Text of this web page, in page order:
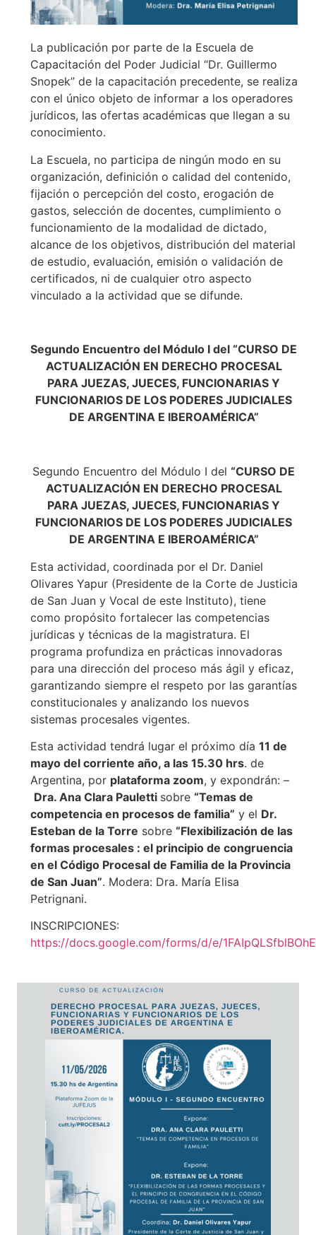
La publicación por parte de la Escuela de
Capacitación del Poder Judicial “Dr. Guillermo
Snopek” de la capacitación precedente, se realiza
con el único objeto de informar a los operadores
jurídicos, las ofertas académicas que llegan a su
conocimiento.
La Escuela, no participa de ningún modo en su
organización, definición o calidad del contenido,
fijación o percepción del costo, erogación de
gastos, selección de docentes, cumplimiento o
funcionamiento de la modalidad de dictado,
alcance de los objetivos, distribución del material
de estudio, evaluación, emisión o validación de
certificados, ni de cualquier otro aspecto
vinculado a la actividad que se difunde.
Segundo Encuentro del Módulo I del “CURSO DE
ACTUALIZACIÓN EN DERECHO PROCESAL
PARA JUEZAS, JUECES, FUNCIONARIAS Y
FUNCIONARIOS DE LOS PODERES JUDICIALES
DE ARGENTINA E IBEROAMÉRICA”
Segundo Encuentro del Módulo I del“CURSO DE
ACTUALIZACIÓN EN DERECHO PROCESAL
PARA JUEZAS, JUECES, FUNCIONARIAS Y
FUNCIONARIOS DE LOS PODERES JUDICIALES
DE ARGENTINA E IBEROAMÉRICA”
Esta actividad, coordinada por el Dr. Daniel
Olivares Yapur (Presidente de la Corte de Justicia
de San Juan y Vocal de este Instituto), tiene
como propósito fortalecer las competencias
jurídicas y técnicas de la magistratura. El
programa profundiza en prácticas innovadoras
para una dirección del proceso más ágil y eficaz,
garantizando siempre el respeto por las garantías
constitucionales y analizando los nuevos
sistemas procesales vigentes.
Esta actividad tendrá lugar el próximo día 11 de
mayo del corriente año, a las 15.30 hrs. de
Argentina, por plataforma zoom, y expondrán: –
Dra. Ana Clara Pauletti sobre “Temas de
competencia en procesos de familia” y el Dr.
Esteban de la Torre sobre “Flexibilización de las
formas procesales : el principio de congruencia
en el Código Procesal de Familia de la Provincia
de San Juan”. Modera: Dra. María Elisa
Petrignani.
INSCRIPCIONES:
https://docs.google.com/forms/d/e/